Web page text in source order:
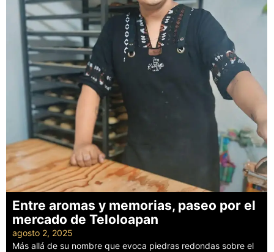
Entre aromas y memorias, paseo por el
mercado de Teloloapan
agosto 2, 2025
Más allá de su nombre que evoca piedras redondas sobre el